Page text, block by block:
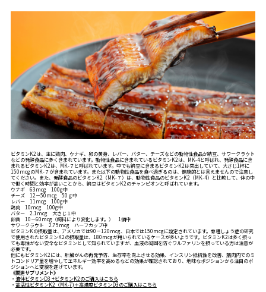
ビタミンK2は、主に鶏肉、ウナギ、卵の黄身、レバー、バター、チーズなどの動物性食品か納豆、サワークラウト
などの発酵食品に多く含まれています。動物性食品に含まれているビタミンK2は、MK-4と呼ばれ、発酵食品に含
まれるビタミンK2は、MK-７と呼ばれています。中でも納豆に含まるビタミンK2は突出していて、大さじ1杯に
150mcgのMK-７が含まれています。また以下の動物性食品を食べ過ぎるのは、健康的とは言えませんので注意し
てください。また、発酵食品のビタミンK2（MK-７）は、動物性食品のビタミンK2（MK-4）と比較して、体の中
で働く時間と効率が高いことから、納豆はビタミンK2のチャンピオンと呼ばれています。
ウナギ 63mcg 100g中
チーズ 12－50mcg 50ｇ中
レバー 11mcg 100g中
鶏肉 10mcg 100g中
バター 2.1mcg 大さじ１中
卵黄 10－60mcg（飼料により変化します。） 1個中
サワークラウト 2.75mcg ハーフカップ中
ビタミンKの摂取量は、アメリカでは90－120mcg、日本では150mcgに設定されています。骨粗しょう症の研究
で使用されたビタミンK2の摂取量は、180mcgが用いられているケースが多いようです。ビタミンK2は多く摂っ
ても毒性がない安全なビタミンとして知られていますが、血液の凝固を防ぐワルファリンを摂っている方は注意が
必要です。
他にもビタミンK2には、肝臓がんの再発予防、生存率を向上させる効果、インスリン抵抗性を改善、筋肉内でのミ
トコンドリア量を増やしてエネルギー効率を高めるなどの効果が確認されており、地味なポジションから注目のポ
ジションへと変貌を遂げています。
《関連サプリメント》
・ 液体ビタミンD3 +ビタミンK2のご購入はこちら
・ 高活性ビタミンK2（MK-7)＋高濃度ビタミンD3のご購入はこちら